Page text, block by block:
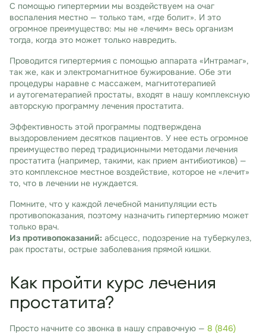
С помощью гипертермии мы воздействуем на очаг
воспаления местно — только там, «где болит». И это
огромное преимущество: мы не «лечим» весь организм
тогда, когда это может только навредить.
Проводится гипертермия с помощью аппарата «Интрамаг»,
так же, как и электромагнитное бужирование. Обе эти
процедуры наравне с массажем, магнитотерапией
и аутогематерапией простаты, входят в нашу комплексную
авторскую программу лечения простатита.
Эффективность этой программы подтверждена
выздоровлением десятков пациентов. У нее есть огромное
преимущество перед традиционными методами лечения
простатита (например, такими, как прием антибиотиков) —
это комплексное местное воздействие, которое не «лечит»
то, что в лечении не нуждается.
Помните, что у каждой лечебной манипуляции есть
противопоказания, поэтому назначить гипертермию может
только врач.
Из противопоказаний: абсцесс, подозрение на туберкулез,
рак простаты, острые заболевания прямой кишки.
Как пройти курс лечения
простатита?
Просто начните со звонка в нашу справочную — 8 (846)